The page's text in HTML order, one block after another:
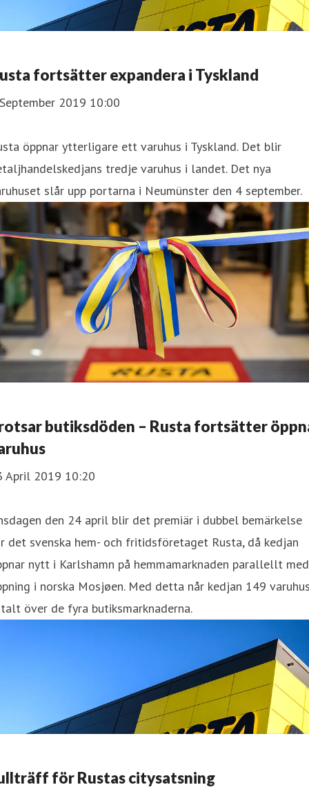
fortsätter expandera i Tyskland
2019 10:00
öppnar ytterligare ett varuhus i Tyskland. Det blir
tredje varuhus i landet. Det nya
slår upp portarna i Neumünster den 4 september.
butiksdöden – Rusta fortsätter
April 2019 10:20
den 24 april blir det premiär i dubbel bemärkelse
det svenska hem- och fritidsföretaget Rusta, då kedjan
nytt i Karlshamn på hemmamarknaden parallellt med
i norska Mosjøen. Med detta når kedjan 149
över de fyra butiksmarknaderna.
för Rustas citysatsning